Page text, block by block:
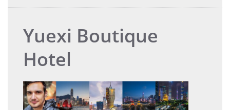
Yuexi Boutique
Hotel